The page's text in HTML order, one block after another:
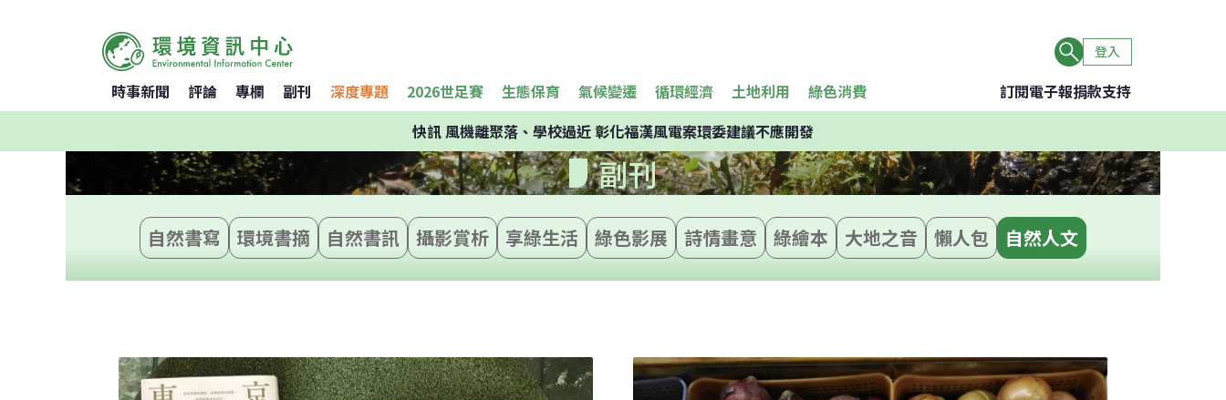
登入
時事新聞 評論 專欄 副刊 深度專題 2026世足賽 生態保育 氣候變遷 循環經濟 土地利用 綠色消費 訂閱電子報捐款支持
快訊風機離聚落、學校過近 彰化福漢風電案環委建議不應開發
副刊
自然書寫 環境書摘 自然書訊 攝影賞析 享綠生活 綠色影展 詩情畫意 綠繪本 大地之音 懶人包 自然人文